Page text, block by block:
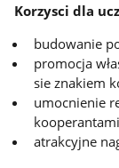
Korzysci dla
budowanie
promocja
sie znakiem
umocnienie
kooperantami
atrakcyjne